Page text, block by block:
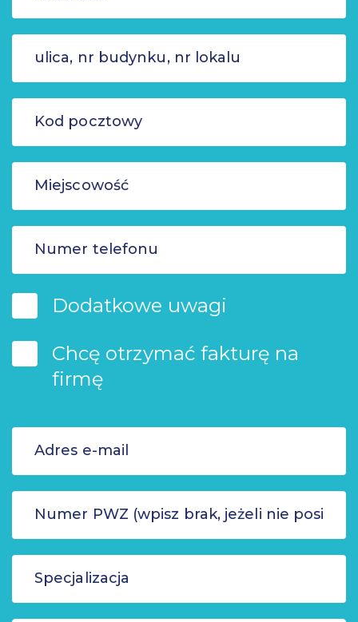
Dodatkowe uwagi
Chcę otrzymać fakturę na
firmę